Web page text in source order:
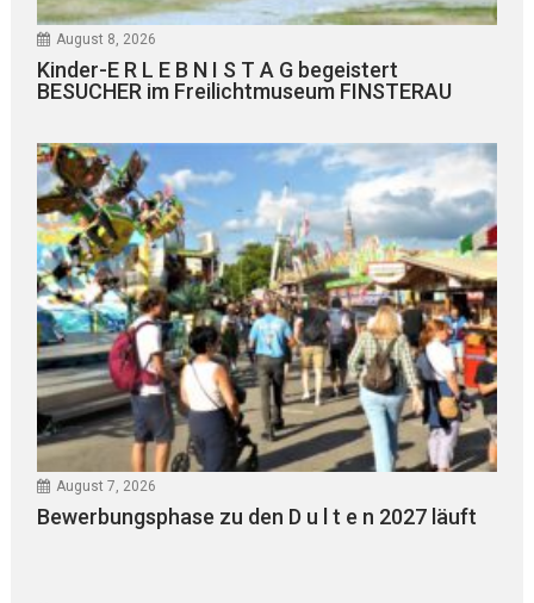
August 8, 2026
Kinder-E R L E B N I S T A G begeistert
BESUCHER im Freilichtmuseum FINSTERAU
August 7, 2026
Bewerbungsphase zu den D u l t e n 2027 läuft